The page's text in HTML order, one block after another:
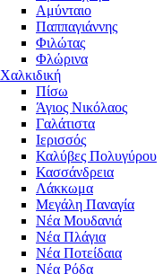
Αμύνταιο
Παππαγιάννης
Φιλώτας
Φλώρινα
Χαλκιδική
Πίσω
Άγιος Νικόλαος
Γαλάτιστα
Ιερισσός
Καλύβες Πολυγύρου
Κασσάνδρεια
Λάκκωμα
Μεγάλη Παναγία
Νέα Μουδανιά
Νέα Πλάγια
Νέα Ποτείδαια
Νέα Ρόδα